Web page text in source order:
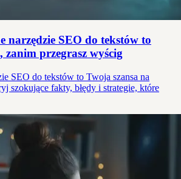
narzędzie SEO do tekstów to
zanim przegrasz wyścig
SEO do tekstów to Twoja szansa na
szokujące fakty, błędy i strategie, które